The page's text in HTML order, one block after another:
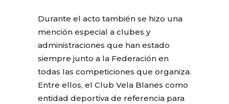
Durante el acto también se hizo una
mención especial a clubes y
administraciones que han estado
siempre junto a la Federación en
todas las competiciones que organiza.
Entre ellos, el Club Vela Blanes como
entidad deportiva de referencia para